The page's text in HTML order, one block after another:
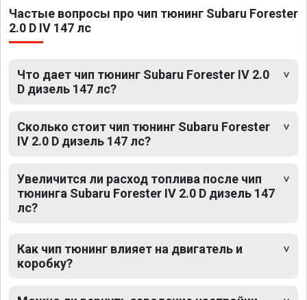
Частые вопросы про чип тюнинг Subaru Forester
2.0 D IV 147 лс
Что дает чип тюнинг Subaru Forester IV 2.0
D дизель 147 лс?
Сколько стоит чип тюнинг Subaru Forester
IV 2.0 D дизель 147 лс?
Увеличится ли расход топлива после чип
тюнинга Subaru Forester IV 2.0 D дизель 147
лс?
Как чип тюнинг влияет на двигатель и
коробку?